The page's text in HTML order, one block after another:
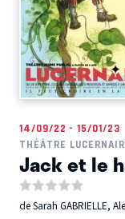
14/09/22 - 15/01/23
THÉÂTRE
Jack et le
de Sarah GABRIELLE,